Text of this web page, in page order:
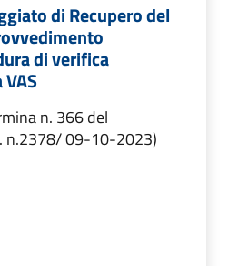
di Recupero del
di verifica
n. 366 del
n.2378/ 09-10-2023)